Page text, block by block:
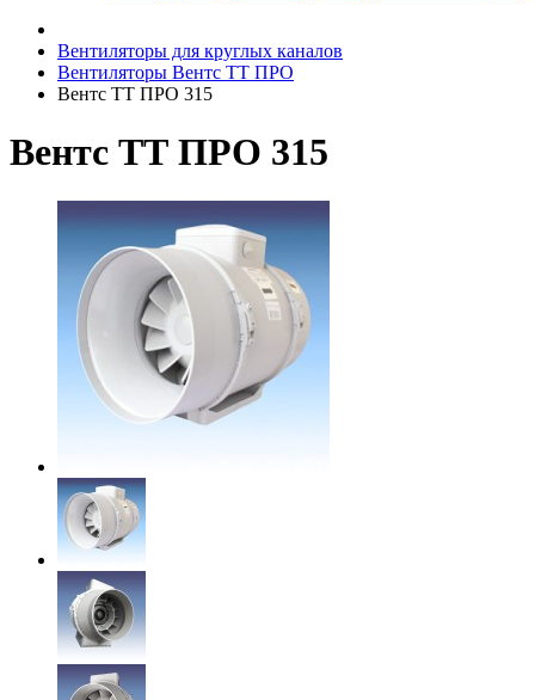
Вентиляторы для круглых каналов
Вентиляторы Вентс ТТ ПРО
Вентс ТТ ПРО 315
Вентс ТТ ПРО 315